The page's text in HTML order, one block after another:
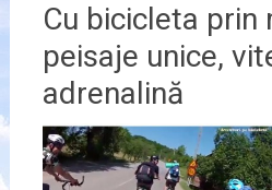
Cu bicicleta prin
peisaje unice,
adrenalină